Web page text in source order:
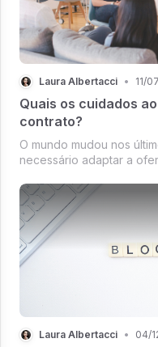
Laura Albertacci • 11/
Quais os cuidados
contrato?
O mundo mudou nos
necessário adaptar a
conhecimento em até
desenvolvimento
Laura Albertacci • 04/